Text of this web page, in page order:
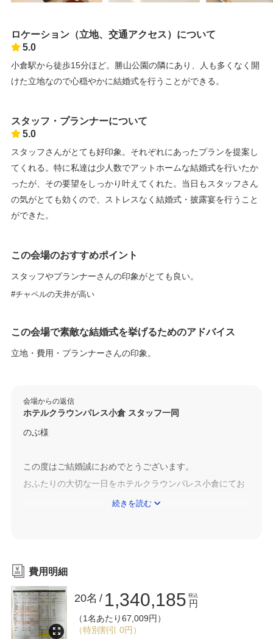
ロケーション（立地、交通アクセス）について
5.0
小倉駅から徒歩15分ほど。勝山公園の隣にあり、人も多くなく開
けた立地なので心穏やかに結婚式を行うことができる。
スタッフ・プランナーについて
5.0
スタッフさんがとても好印象。それぞれにあったプランを提案し
てくれる。特に私達は少人数でアットホームな結婚式を行いたか
ったが、その要望をしっかり叶えてくれた。当日もスタッフさん
の気がとても効くので、ストレスなく結婚式・披露宴を行うこと
ができた。
この会場のおすすめポイント
スタッフやプランナーさんの印象がとても良い。
チャペルの天井が高い
この会場で素敵な結婚式を挙げるためのアドバイス
立地・費用・プランナーさんの印象。
会場からの返信
ホテルクラウンパレス小倉 スタッフ一同
のぶ様
この度はご結婚誠におめでとうございます。
おふたりの大切な一日をホテルクラウンパレス小倉にてお
任せいただき大変嬉しく思います。
当ホテルは設備以上に人の力 スタッフの対応力を大切にし
ております。
全スタッフお客様の事を共有し 1組1組お客様にあったご提
案をするように心がけております。
続きを読む
費用明細
20名 1,340,185 円
税込
（1名あたり67,009円）
（特別割引 0円）